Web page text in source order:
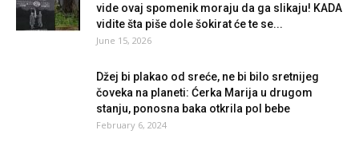
vide ovaj spomenik moraju da ga slikaju! KADA
vidite šta piše dole šokirat će te se...
June 15, 2026
Džej bi plakao od sreće, ne bi bilo sretnijeg
čoveka na planeti: Ćerka Marija u drugom
stanju, ponosna baka otkrila pol bebe
February 6, 2024